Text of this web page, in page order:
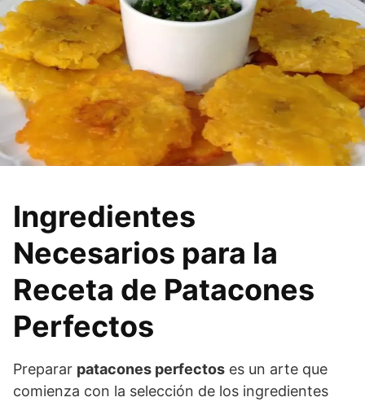
Ingredientes
Necesarios para la
Receta de Patacones
Perfectos
Preparar patacones perfectos es un arte que
comienza con la selección de los ingredientes